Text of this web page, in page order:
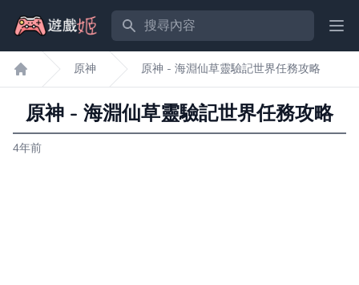
搜尋內容
遊戲姬首頁
原神 原神 - 海淵仙草靈驗記世界任務攻略
原神 - 海淵仙草靈驗記世界任務攻略
4年前